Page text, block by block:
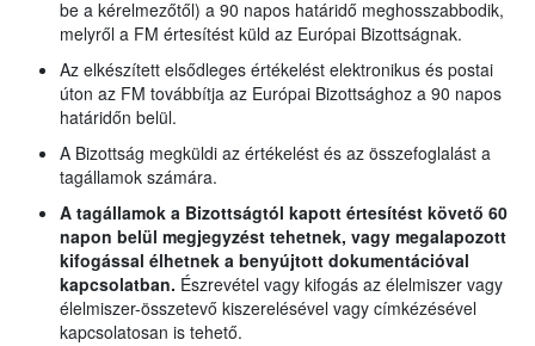
be a kérelmezőtől) a 90 napos határidő meghosszabbodik,
melyről a FM értesítést küld az Európai Bizottságnak.
Az elkészített elsődleges értékelést elektronikus és postai
úton az FM továbbítja az Európai Bizottsághoz a 90 napos
határidőn belül.
A Bizottság megküldi az értékelést és az összefoglalást a
tagállamok számára.
A tagállamok a Bizottságtól kapott értesítést követő 60
napon belül megjegyzést tehetnek, vagy megalapozott
kifogással élhetnek a benyújtott dokumentációval
kapcsolatban. Észrevétel vagy kifogás az élelmiszer vagy
élelmiszer-összetevő kiszerelésével vagy címkézésével
kapcsolatosan is tehető.